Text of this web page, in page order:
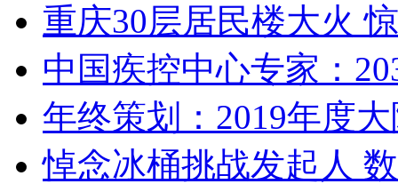
重庆30层居民楼大火
中国疾控中心专家：
年终策划：2019年度
悼念冰桶挑战发起人